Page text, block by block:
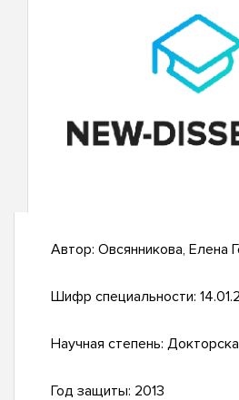
Автор: Овсянникова, Елена
Шифр специальности:
Научная степень:
Год защиты: 2013